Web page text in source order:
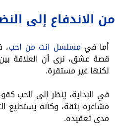
من الاندفاع إلى
أما فيمسلسل انت من احب،
قصة عشق، نرى أن العلاقة
لكنها غير مستقرة.
في البداية، يُنظر إلى الحب
مشاعره بثقة، وكأنه يستطيع
مدى تعقيده.